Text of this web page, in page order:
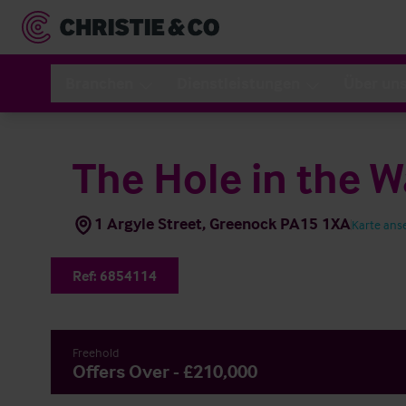
The Hole in the
1 Argyle Street, Greenock PA15 1XAKarte
Ref: 6854114
Freehold
Offers Over - £210,000